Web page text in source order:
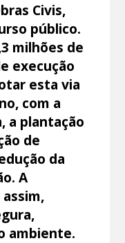
Civis,
público.
milhões de
execução
esta via
com a
a plantação
de
da
A
ambiente.